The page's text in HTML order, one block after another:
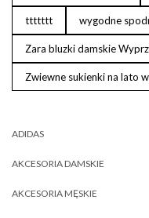
ttttttt wygodne
Zara bluzki damskie
Zwiewne sukienki na lato
ADIDAS
AKCESORIA DAMSKIE
AKCESORIA MĘSKIE